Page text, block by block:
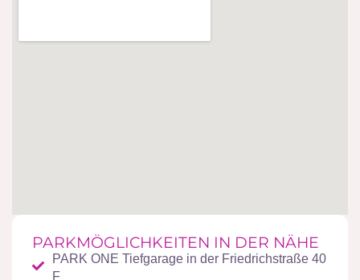
PARKMÖGLICHKEITEN IN DER NÄHE
PARK ONE Tiefgarage in der Friedrichstraße 40
F